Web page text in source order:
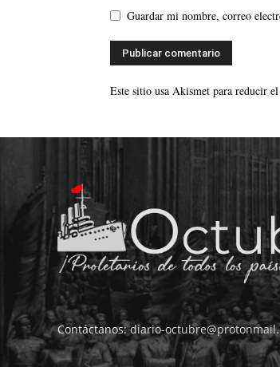
Guardar mi nombre, correo
Este sitio usa Akismet para reducir el
Contáctanos:diario-